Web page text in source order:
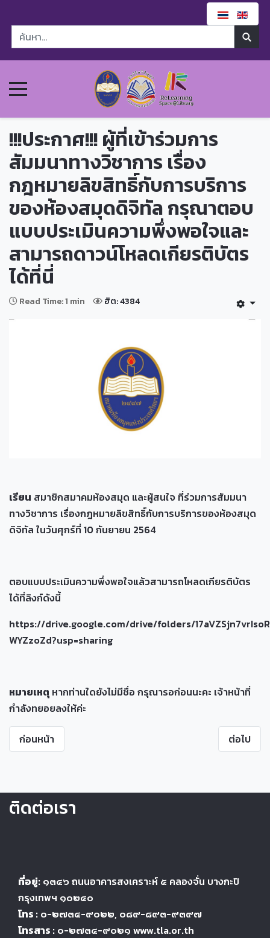
!!!ประกาศ!!! ผู้ที่เข้าร่วมการ
สัมมนาทางวิชาการ เรื่อง
กฎหมายลิขสิทธิ์กับการบริการ
ของห้องสมุดดิจิทัล กรุณาตอบ
แบบประเมินความพึ่งพอใจและ
สามารถดาวน์โหลดเกียรติบัตร
ได้ที่นี่
Read Time: 1 min ฮิต: 4384
เรียน สมาชิกสมาคมห้องสมุด และผู้สนใจ ที่ร่วมการสัมมนา
ทางวิชาการ เรื่องกฎหมายลิขสิทธิ์กับการบริการของห้องสมุด
ดิจิทัล ในวันศุกร์ที่ 10 กันยายน 2564
ตอบแบบประเมินความพึ่งพอใจแล้วสามารถโหลดเกียรติบัตร
ได้ที่ลิงก์ดังนี้
https://drive.google.com/drive/folders/
WYZzoZd?usp=sharing
หมายเหตุ หากท่านใดยังไม่มีชื่อ กรุณารอก่อนนะคะ เจ้าหน้าที่
กำลังทยอยลงให้ค่ะ
ก่อนหน้า ต่อไป
ติดต่อเรา
ที่อยู่: ๑๓๔๖ ถนนอาคารสงเคราะห์ ๕ คลองจั่น บางกะปิ
กรุงเทพฯ ๑๐๒๔๐
โทร : ๐-๒๗๓๔-๙๐๒๒, ๐๘๙-๘๙๓-๙๓๙๗
โทรสาร : ๐-๒๗๓๔-๙๐๒๑ www.tla.or.th